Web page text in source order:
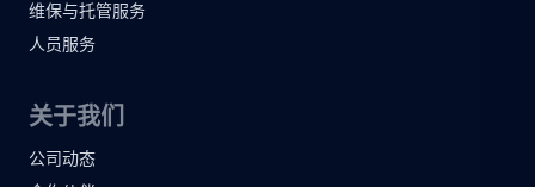
维保与托管服务
人员服务
关于我们
公司动态